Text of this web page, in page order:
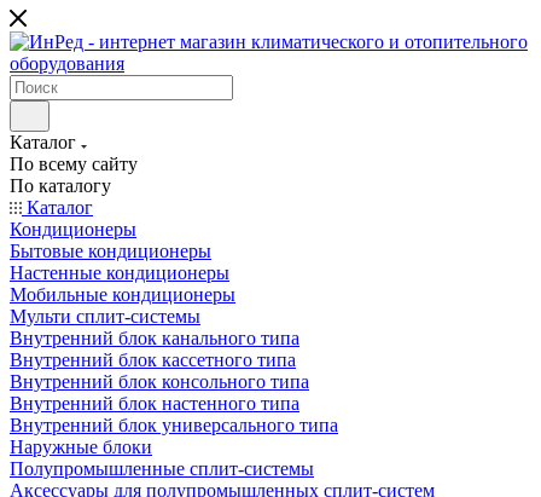
Каталог
По всему сайту
По каталогу
Каталог
Кондиционеры
Бытовые кондиционеры
Настенные кондиционеры
Мобильные кондиционеры
Мульти сплит-системы
Внутренний блок канального типа
Внутренний блок кассетного типа
Внутренний блок консольного типа
Внутренний блок настенного типа
Внутренний блок универсального типа
Наружные блоки
Полупромышленные сплит-системы
Аксессуары для полупромышленных сплит-систем